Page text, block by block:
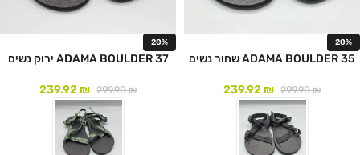
20%
ADAMA BOULDER 35 שחור נשים
299.90₪
239.92₪
20%
ADAMA BOULDER 37 ירוק נשים
299.90₪
239.92₪